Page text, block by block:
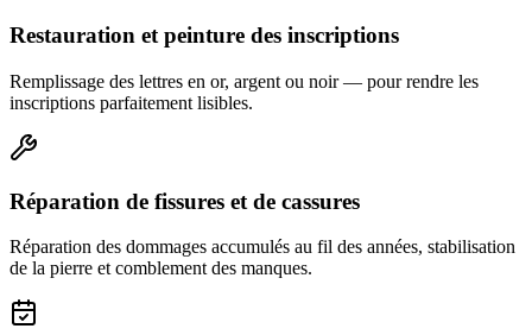
Restauration et peinture des inscriptions
Remplissage des lettres en or, argent ou noir — pour rendre les
inscriptions parfaitement lisibles.
Réparation de fissures et de cassures
Réparation des dommages accumulés au fil des années, stabilisation
de la pierre et comblement des manques.